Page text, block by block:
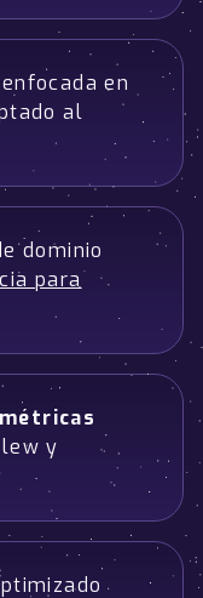
en
al
dominio
para
métricas
y